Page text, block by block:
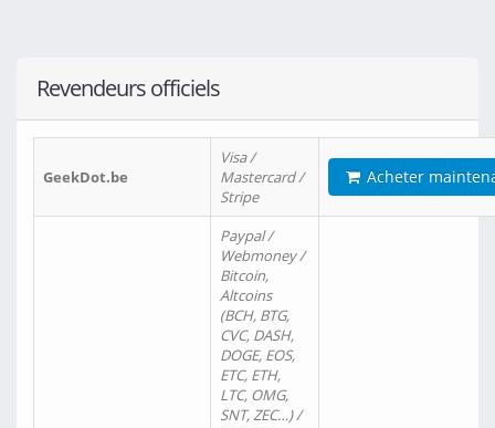
Revendeurs officiels
GeekDot.be
Visa /
Mastercard /
Stripe
Acheter
Paypal /
Webmoney /
Bitcoin,
Altcoins
(BCH, BTG,
CVC, DASH,
DOGE, EOS,
ETC, ETH,
LTC, OMG,
SNT, ZEC…) /